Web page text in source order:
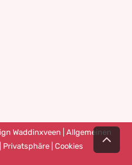
Waddinxveen | Allgemeinen
Privatsphäre| Cookies